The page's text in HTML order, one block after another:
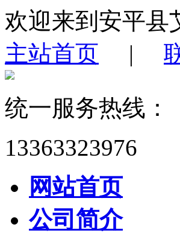
欢迎来到安平县
主站首页 |
统一服务热线：
13363323976
网站首页
公司简介